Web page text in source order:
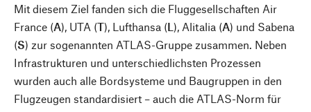
Mit diesem Ziel fanden sich die Fluggesellschaften Air
France (A), UTA (T), Lufthansa (L ), Alitalia (A) und Sabena
(S) zur sogenannten ATLAS-Gruppe zusammen. Neben
Infrastrukturen und unterschiedlichsten Prozessen
wurden auch alle Bordsysteme und Baugruppen in den
Flugzeugen standardisiert – auch die ATLAS-Norm für